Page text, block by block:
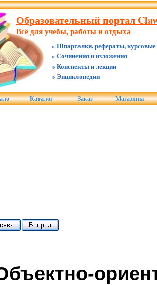
Образовательный портал
Всё для учебы, работы и отдыха
» Шпаргалки, рефераты, курсовые
» Сочинения и изложения
» Конспекты и лекции
» Энциклопедии
Каталог Заказ Магазины